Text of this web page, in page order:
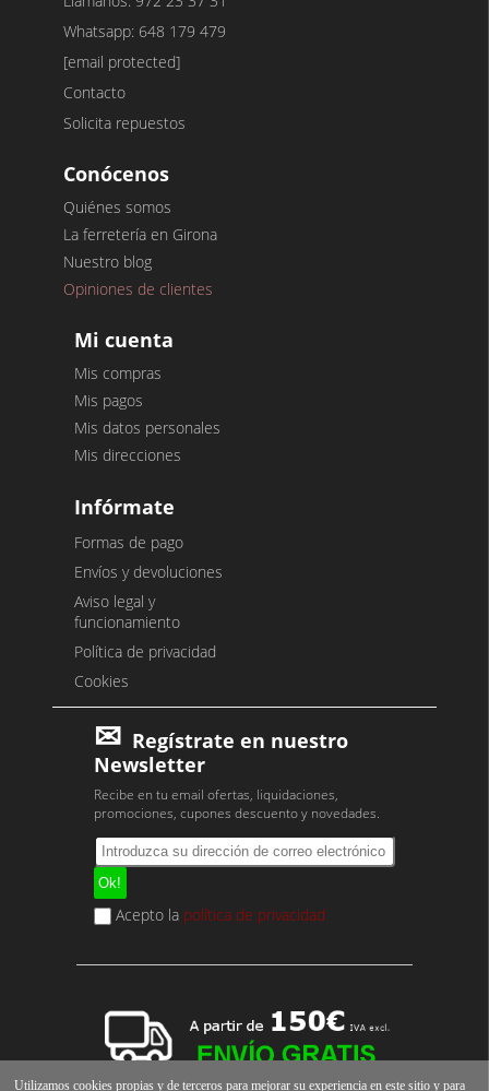
Whatsapp: 648 179 479
[email protected]
Contacto
Solicita repuestos
Conócenos
Quiénes somos
La ferretería en Girona
Nuestro blog
Opiniones de clientes
Mi cuenta
Mis compras
Mis pagos
Mis datos personales
Mis direcciones
Infórmate
Formas de pago
Envíos y devoluciones
Aviso legal y
funcionamiento
Política de privacidad
Cookies
Regístrate en nuestro
Newsletter
Recibe en tu email ofertas, liquidaciones,
promociones, cupones descuento y novedades.
Acepto la política de privacidad
Utilizamos cookies propias y de terceros para mejorar su experiencia en este sitio y para